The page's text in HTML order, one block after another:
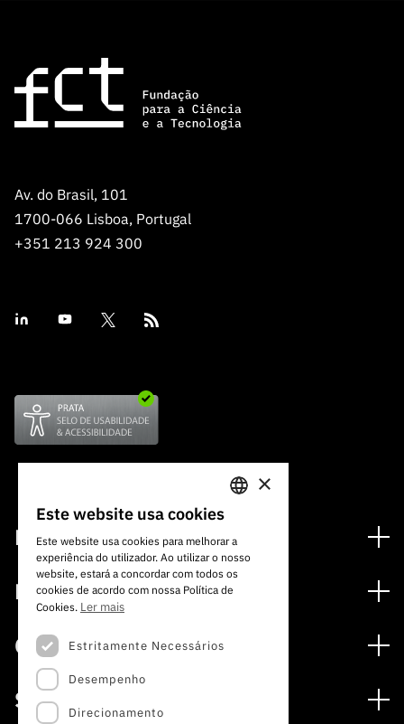
Av. do Brasil, 101
1700-066 Lisboa, Portugal
+351 213 924 300
Financiamento
Programas de Financiamento
Internacional
Prémios
Media
Notas de Imprensa
Subscrever Newsletter
Subscrever Direct Mail de Concursos
Concursos
Concursos Abertos
Concursos Previstos
Serviços
PORTUGUESE
ENGLISH
×
Este website usa cookies
Este website usa cookies para melhorar a
experiência do utilizador. Ao utilizar o nosso
website, estará a concordar com todos os
cookies de acordo com nossa Política de
Cookies. Ler mais
Estritamente Necessários
Desempenho
Direcionamento